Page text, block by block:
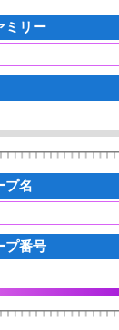
ミリー
プ名
プ番号